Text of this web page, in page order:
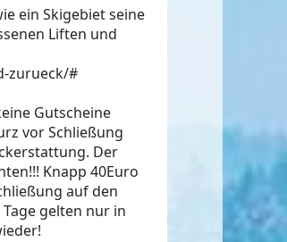
ein Skigebiet seine
Liften und
zurueck/#
Gutscheine
vor Schließung
Der
Knapp 40Euro
auf den
gelten nur in